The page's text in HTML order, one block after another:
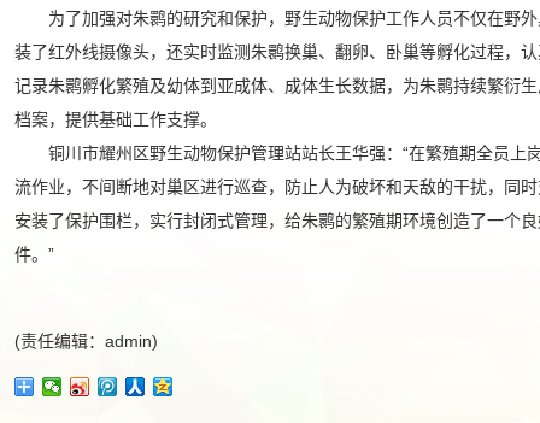
为了加强对朱鹮的研究和保护，野生动物保护工作人员不仅在野外
装了红外线摄像头，还实时监测朱鹮换巢、翻卵、卧巢等孵化过程，
记录朱鹮孵化繁殖及幼体到亚成体、成体生长数据，为朱鹮持续繁衍
档案，提供基础工作支撑。
铜川市耀州区野生动物保护管理站站长王华强：“在繁殖期全员上
流作业，不间断地对巢区进行巡查，防止人为破坏和天敌的干扰，同
安装了保护围栏，实行封闭式管理，给朱鹮的繁殖期环境创造了一个
件。”
(责任编辑：admin)